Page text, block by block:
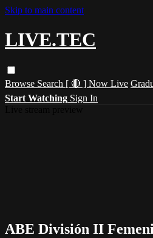
Skip to main content
LIVE.TEC
Browse Search [ 🔴 ] Now Live
Start Watching Sign In
ABE División II